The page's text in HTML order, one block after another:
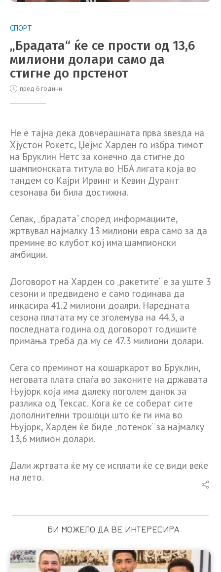
СПОРТ
„Брадата“ ќе се прости од 13,6
милиони долари само да
стигне до прстенот
пред 6 години
Не е тајна дека довчерашната прва ѕвезда на
Хјустон Рокетс, Џејмс Харден го избра тимот
на Бруклин Нетс за конечно да стигне до
шампионската титула во НБА лигата која во
тандем со Кајри Ирвинг и Кевин Дурант
сезонава би била достижна.
Сепак, „брадата“ според информациите,
жртвувал најмалку 13 милиони евра само за да
премине во клубот кој има шампионски
амбиции.
Договорот на Харден со „ракетите“ е за уште 3
сезони и предвидено е само годинава да
инкасира 41.2 милиони доалри. Наредната
сезона платата му се зголемува на 44.3, а
последната година од договорот годишите
примања треба да му се 47.3 милиони долари.
Сега со преминот на кошаркарот во Бруклин,
неговата плата спаѓа во законите на државата
Њујорк која има далеку поголем данок за
разлика од Тексас. Кога ќе се соберат сите
дополнителни трошоци што ќе ги има во
Њујорк, Харден ќе биде „потенок“ за најмалку
13,6 милион долари.
Дали жртвата ќе му се исплати ќе се види веќе
на лето.
БИ МОЖЕЛО ДА ВЕ ИНТЕРЕСИРА